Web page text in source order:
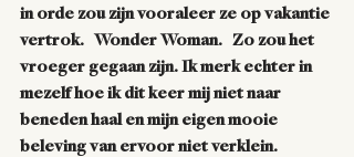
in orde zou zijn vooraleer ze op vakantie
vertrok.   Wonder Woman.   Zo zou het
vroeger gegaan zijn. Ik merk echter in
mezelf hoe ik dit keer mij niet naar
beneden haal en mijn eigen mooie
beleving van ervoor niet verklein.